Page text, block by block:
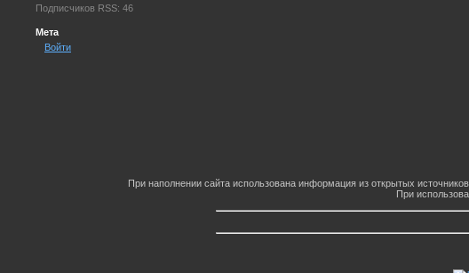
Подписчиков RSS: 46
Мета
Войти
При наполнении сайта использована информация из открытых
При